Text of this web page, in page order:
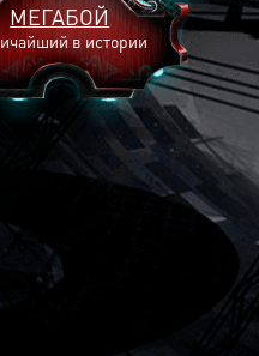
МЕГАБОЙ
в истории